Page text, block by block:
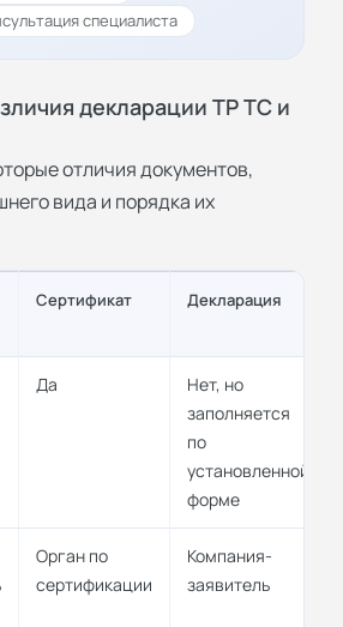
специалиста
декларации ТР ТС и
отличия документов,
вида и порядка их
Сертификат Декларация
Да
Нет, но
заполняется
по
установленной
форме
Орган по
сертификации
Компания-
заявитель